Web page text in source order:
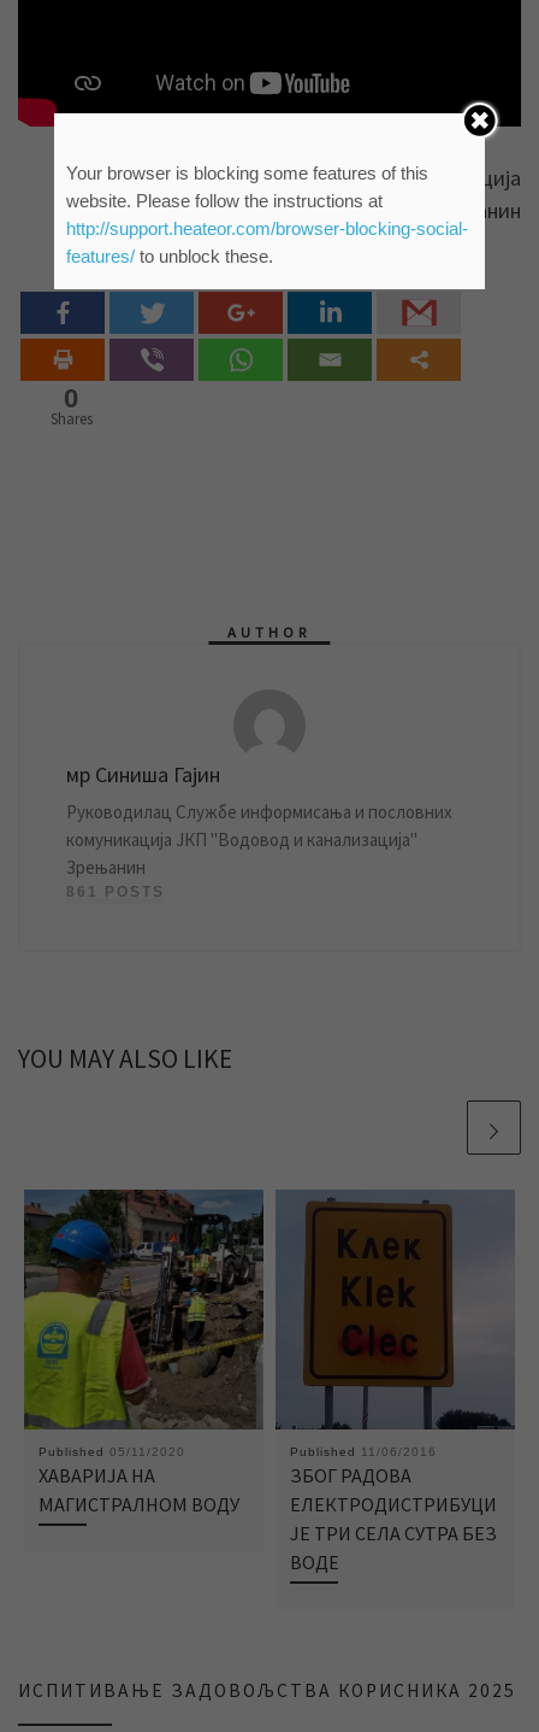
Служба информисања и пословних комуникација
ЈКП „Водовод и канализација“ Зрењанин
0
Shares
AUTHOR
мр Синиша Гајин
Руководилац Службе информисања и пословних
комуникација ЈКП "Водовод и канализација"
Зрењанин
861 POSTS
YOU MAY ALSO LIKE
Published 05/11/2020
ХАВАРИЈА НА
МАГИСТРАЛНОМ ВОДУ
Published 11/06/2016
ЗБОГ РАДОВА
ЕЛЕКТРОДИСТРИБУЦИ
ЈЕ ТРИ СЕЛА СУТРА БЕЗ
ВОДЕ
ИСПИТИВАЊЕ ЗАДОВОЉСТВА КОРИСНИКА 2025
Your browser is blocking some features of this
website. Please follow the instructions at
http://support.heateor.com/browser-blocking-social-
features/to unblock these.